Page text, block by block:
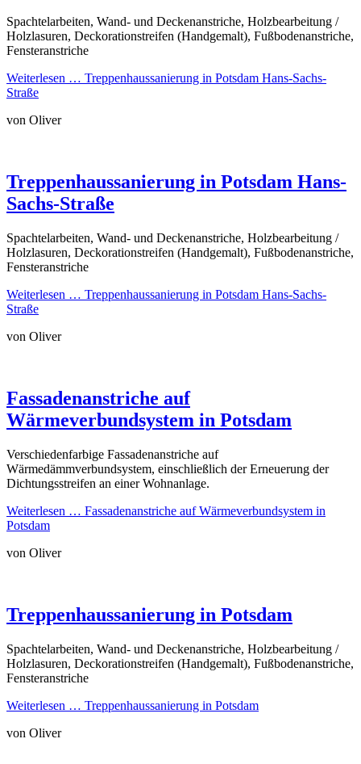
Spachtelarbeiten, Wand- und Deckenanstriche, Holzbearbeitung /
Holzlasuren, Deckorationstreifen (Handgemalt), Fußbodenanstriche,
Fensteranstriche
Weiterlesen … Treppenhaussanierung in Potsdam Hans-Sachs-
Straße
von Oliver
Treppenhaussanierung in Potsdam Hans-
Sachs-Straße
Spachtelarbeiten, Wand- und Deckenanstriche, Holzbearbeitung /
Holzlasuren, Deckorationstreifen (Handgemalt), Fußbodenanstriche,
Fensteranstriche
Weiterlesen … Treppenhaussanierung in Potsdam Hans-Sachs-
Straße
von Oliver
Fassadenanstriche auf
Wärmeverbundsystem in Potsdam
Verschiedenfarbige Fassadenanstriche auf
Wärmedämmverbundsystem, einschließlich der Erneuerung der
Dichtungsstreifen an einer Wohnanlage.
Weiterlesen … Fassadenanstriche auf Wärmeverbundsystem in
Potsdam
von Oliver
Treppenhaussanierung in Potsdam
Spachtelarbeiten, Wand- und Deckenanstriche, Holzbearbeitung /
Holzlasuren, Deckorationstreifen (Handgemalt), Fußbodenanstriche,
Fensteranstriche
Weiterlesen … Treppenhaussanierung in Potsdam
von Oliver